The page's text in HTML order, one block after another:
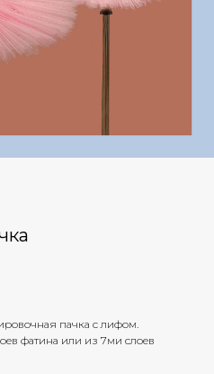
пачка с лифом.
фатина или из 7ми слоев